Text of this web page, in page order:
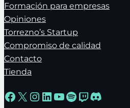
Formación para empresas
Opiniones
Torrezno’s Startup
Compromiso de calidad
Contacto
Tienda
Facebook
X Instagram
LinkedIn
YouTube
Spotify
Twitch
Discord